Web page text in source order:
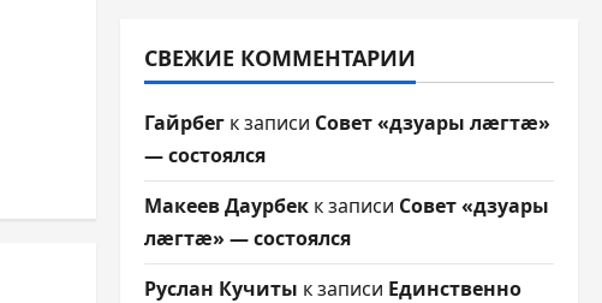
СВЕЖИЕ КОММЕНТАРИИ
Гайрбегк записи Совет «дзуары лæгтæ»
— состоялся
Макеев Даурбекк записи Совет «дзуары
лæгтæ» — состоялся
Руслан Кучиты к записи Единственно